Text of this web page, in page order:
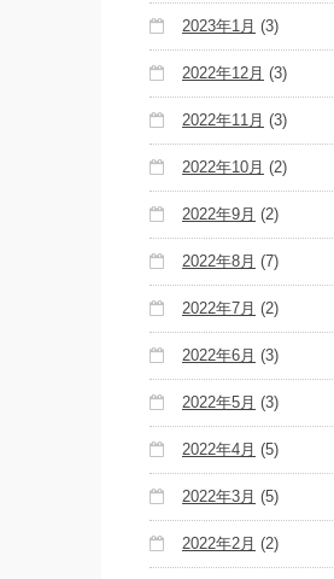
2023年1月 (3)
2022年12月 (3)
2022年11月 (3)
2022年10月 (2)
2022年9月 (2)
2022年8月 (7)
2022年7月 (2)
2022年6月 (3)
2022年5月 (3)
2022年4月 (5)
2022年3月 (5)
2022年2月 (2)